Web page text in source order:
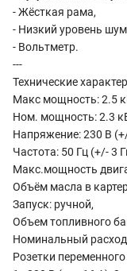
- Жёсткая рама,
- Низкий уровень
- Вольтметр.
---
Технические
Макс мощность: 2.5
Ном. мощность: 2.3
Напряжение: 230 В
Частота: 50 Гц (+/- 3
Макс.мощность
Объём масла в
Запуск: ручной,
Объем топливного
Номинальный расход
Розетки переменного